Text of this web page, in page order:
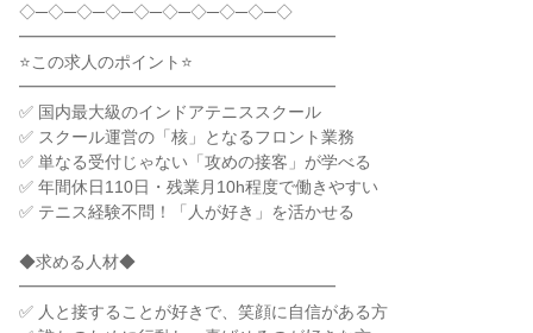
◇─◇─◇─◇─◇─◇─◇─◇─◇─◇
━━━━━━━━━━━━━━━━━━━
⭐この求人のポイント⭐
━━━━━━━━━━━━━━━━━━━
✅ 国内最大級のインドアテニススクール
✅ スクール運営の「核」となるフロント業務
✅ 単なる受付じゃない「攻めの接客」が学べる
✅ 年間休日110日・残業月10h程度で働きやすい
✅ テニス経験不問！「人が好き」を活かせる
◆求める人材◆
━━━━━━━━━━━━━━━━━━━
✅ 人と接することが好きで、笑顔に自信がある方